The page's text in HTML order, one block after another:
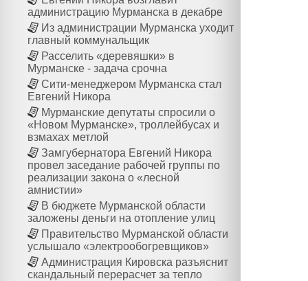
администрацию Мурманска в декабре
Из администрации Мурманска уходит
главный коммунальщик
Расселить «деревяшки» в
Мурманске - задача срочна
Сити-менеджером Мурманска стал
Евгений Никора
Мурманские депутаты спросили о
«Новом Мурманске», троллейбусах и
взмахах метлой
Замгубернатора Евгений Никора
провел заседание рабочей группы по
реализации закона о «лесной
амнистии»
В бюджете Мурманской области
заложены деньги на отопление улиц
Правительство Мурманской области
услышало «электрообогревщиков»
Администрация Кировска разъяснит
скандальный перерасчет за тепло